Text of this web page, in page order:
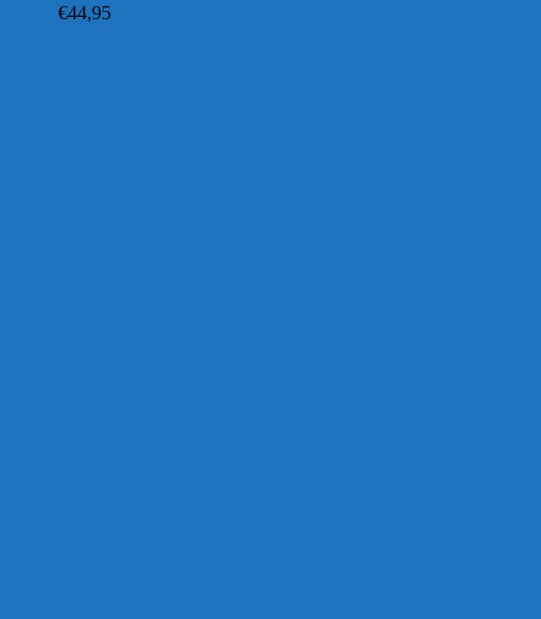
€44,95